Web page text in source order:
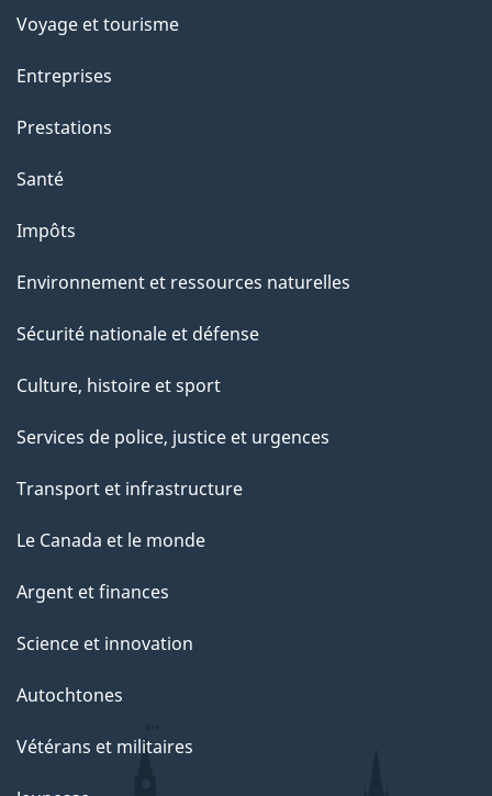
Voyage et tourisme
Entreprises
Prestations
Santé
Impôts
Environnement et ressources naturelles
Sécurité nationale et défense
Culture, histoire et sport
Services de police, justice et urgences
Transport et infrastructure
Le Canada et le monde
Argent et finances
Science et innovation
Autochtones
Vétérans et militaires